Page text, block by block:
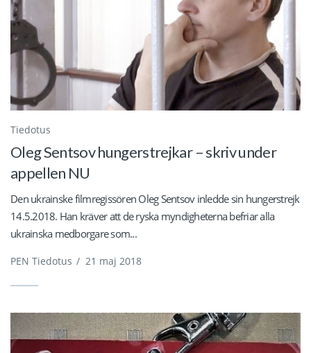
Tiedotus
Oleg Sentsov hungerstrejkar – skriv under
appellen NU
Den ukrainske filmregissören Oleg Sentsov inledde sin hungerstrejk
14.5.2018. Han kräver att de ryska myndigheterna befriar alla
ukrainska medborgare som...
PEN Tiedotus / 21 maj 2018